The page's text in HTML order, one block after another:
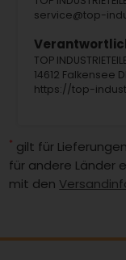
service@top-
TOP
14612 Falkensee
https://top-
* gilt für
für andere Länder
mit den